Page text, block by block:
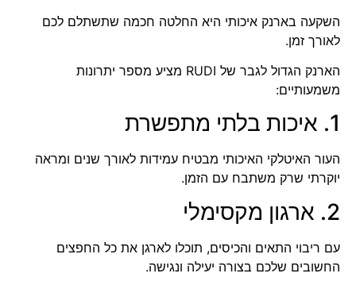
השקעה בארנק איכותי היא החלטה חכמה שתשתלם לכם
לאורך זמן.
הארנק הגדול לגבר של RUDI מציע מספר יתרונות
משמעותיים:
1. איכות בלתי מתפשרת
העור האיטלקי האיכותי מבטיח עמידות לאורך שנים ומראה
יוקרתי שרק משתבח עם הזמן.
2. ארגון מקסימלי
עם ריבוי התאים והכיסים, תוכלו לארגן את כל החפצים
החשובים שלכם בצורה יעילה ונגישה.